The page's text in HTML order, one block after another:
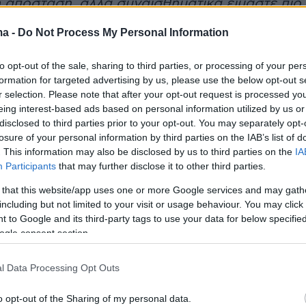
- Do Not Process My Personal Information
opt-out of the sale, sharing to third parties, or processing of your
for targeted advertising by us, please use the below opt-out
selection. Please note that after your opt-out request is processed
interest-based ads based on personal information utilized by us
to third parties prior to your opt-out. You may separately
of your personal information by third parties on the IAB’s list of
This information may also be disclosed by us to third parties on the
Participants that may further disclose it to other third parties.
that this website/app uses one or more Google services and may
but not limited to your visit or usage behaviour. You may
to Google and its third-party tags to use your data for below
consent section.
Data Processing Opt Outs
opt-out of the Sharing of my personal data.
απόσταση, αλλά συναισθηματικά είμαστε πιο
εξήγησε πως η πιο σημαντική αξία που τους
είναι η ελευθερία. «Η βασική αξία που
μας και τους χαρακτήρες μας είναι η
αρκετά χρόνια μαζί.
ότι ταιριάζουμε πολύ στον τρόπο που
τη ζωή. Είμαστε και οι δύο καλλιτέχνες,
μας έχει πολλές και διαφορετικές
Σε αυτές τις απαιτήσεις ο ένας στηρίζει τον